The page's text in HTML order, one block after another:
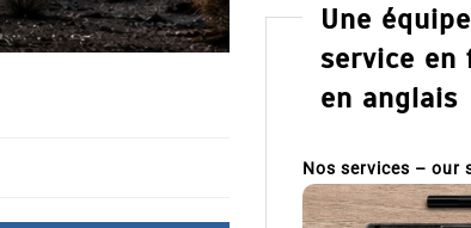
Une
service en
en anglais
Nos services – our